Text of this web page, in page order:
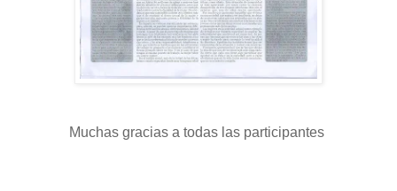
Muchas gracias a todas las participantes